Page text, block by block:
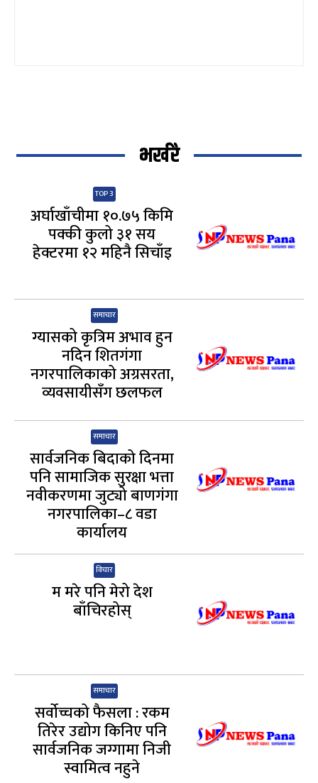
भर्खरै
TOP 3
अर्घाखाँचीमा १०.७५ किमि
पक्की कुलो ३१ सय
हेक्टरमा १२ महिनै सिचाँइ
समाचार
ग्यासको कृत्रिम अभाव हुन
नदिन शितगंगा
नगरपालिकाको अग्रसरता,
व्यवसायीसँग छलफल
समाचार
सार्वजनिक बिदाको दिनमा
पनि सामाजिक सुरक्षा भत्ता
नवीकरणमा जुट्यो बाणगंगा
नगरपालिका–८ वडा
कार्यालय
विचार
म मरे पनि मेरो देश
बाँचिरहोस्
समाचार
सर्वोच्चको फैसला : रकम
तिरेर उद्योग किनिए पनि
सार्वजनिक जग्गामा निजी
स्वामित्व नहुने